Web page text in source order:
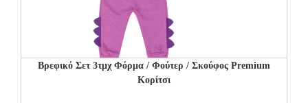
Βρεφικό Σετ 3τμχ Φόρμα / Φούτερ / Σκούφος Premium
Κορίτσι